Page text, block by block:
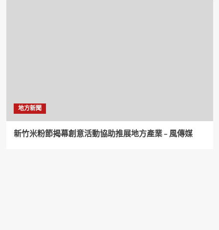
地方新聞
新竹米粉節揭幕創意活動協助推展地方產業 – 風傳媒